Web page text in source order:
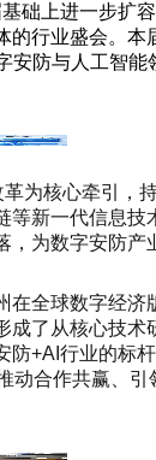
础上进一步扩
行业盛会。
防与人工智
为核心牵引
新一代信息
为数字安防产
全球数字经
了从核心技
防+AI行业的
合作共赢、